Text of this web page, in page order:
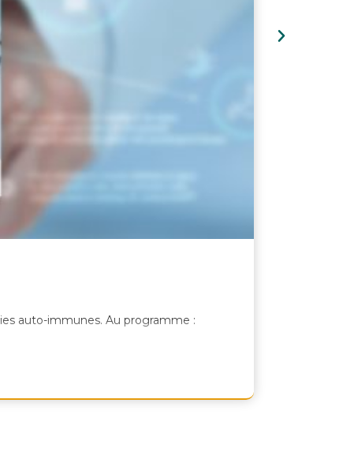
auto-immunes. Au programme :